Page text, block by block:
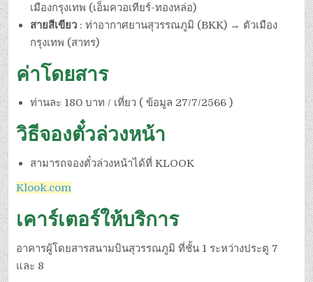
เมืองกรุงเทพ (เอ็มควอเทียร์-ทองหล่อ)
สายสีเขียว : ท่าอากาศยานสุวรรณภูมิ (BKK) → ตัวเมือง
กรุงเทพ (สาทร)
ค่าโดยสาร
ท่านละ 180 บาท / เที่ยว ( ข้อมูล 27/7/2566 )
วิธีจองตั๋วล่วงหน้า
สามารถจองตั๋วล่วงหน้าได้ที่ KLOOK
Klook.com
เคาร์เตอร์ให้บริการ
อาคารผู้โดยสารสนามบินสุวรรณภูมิ ที่ชั้น 1 ระหว่างประตู 7
และ 8